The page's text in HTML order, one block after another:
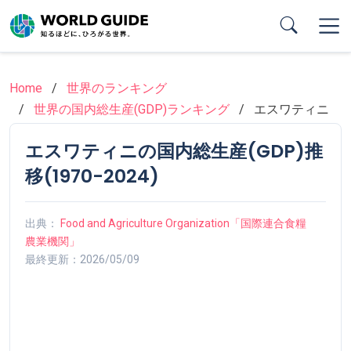
to
main
Home
世界のランキング
世界の国内総生産(GDP)ランキング
エスワティニ
エスワティニの国内総生産(GDP)推
移(1970-2024)
出典：
Food and Agriculture Organization「国際連合食糧
農業機関」
最終更新：2026/05/09